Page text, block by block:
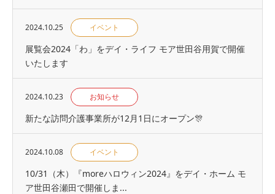
2024.10.25 イベント
展覧会2024「わ」をデイ・ライフ モア世田谷用賀で開催
いたします
2024.10.23 お知らせ
新たな訪問介護事業所が12月1日にオープン🎊
2024.10.08 イベント
10/31（木）『moreハロウィン2024』をデイ・ホーム モ
ア世田谷瀬田で開催しま...